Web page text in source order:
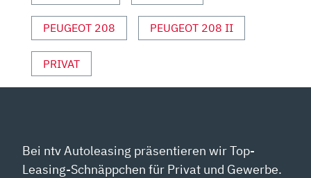
PEUGEOT 208 PEUGEOT 208 II
PRIVAT
Bei ntv Autoleasing präsentieren wir Top-
Leasing-Schnäppchen für Privat und Gewerbe.